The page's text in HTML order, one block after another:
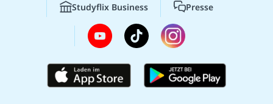
Studyflix Business Presse